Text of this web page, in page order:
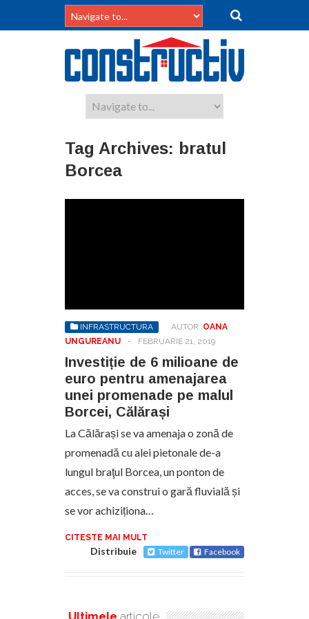
Tag Archives: bratul
Borcea
INFRASTRUCTURA AUTOR: OANA
UNGUREANU
- FEBRUARIE 21, 2019
Investiție de 6 milioane de
euro pentru amenajarea
unei promenade pe malul
Borcei, Călărași
La Călărași se va amenaja o zonă de
promenadă cu alei pietonale de-a
lungul braţul Borcea, un ponton de
acces, se va construi o gară fluvială și
se vor achiziționa…
CITESTE MAI MULT
Distribuie Twitter Facebook
Ultimele articole